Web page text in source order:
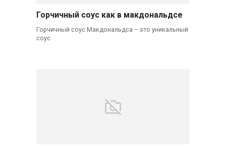
Горчичный соус как в макдональдсе
Горчичный соус Макдональдса – это уникальный
соус